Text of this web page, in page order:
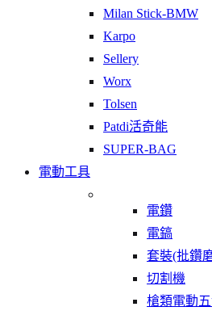
Milan Stick-BMW
Karpo
Sellery
Worx
Tolsen
Patdi活奇能
SUPER-BAG
電動工具
電鑽
電鎬
套裝(批鑽
切割機
槍類電動